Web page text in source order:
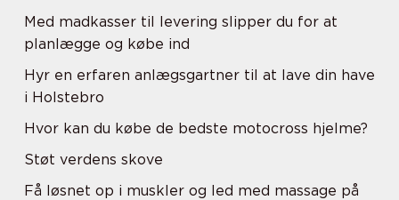
Med madkasser til levering slipper du for at
planlægge og købe ind
Hyr en erfaren anlægsgartner til at lave din have
i Holstebro
Hvor kan du købe de bedste motocross hjelme?
Støt verdens skove
Få løsnet op i muskler og led med massage på